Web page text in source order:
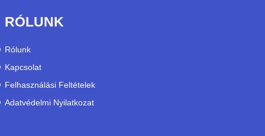
RÓLUNK
Rólunk
Kapcsolat
Felhasználási Feltételek
Adatvédelmi Nyilatkozat